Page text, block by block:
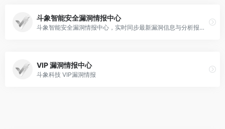
斗象智能安全漏洞情报中心
斗象智能安全漏洞情报中心，实时同步最新漏洞信息与分析报告，提供多平台漏洞情报预警服务
VIP 漏洞情报中心
斗象科技 VIP漏洞情报